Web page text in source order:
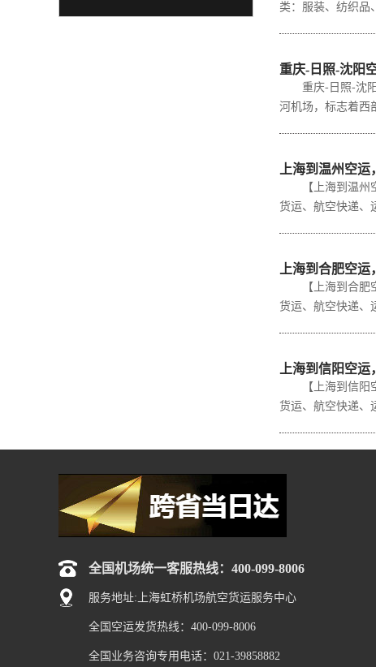
类：服装、纺织品
重庆-日照-沈阳
重庆-日照-沈阳
河机场，标志着西
上海到温州空
【上海到温州空
货运、航空快递、
上海到合肥空
【上海到合肥空
货运、航空快递、
上海到信阳空
【上海到信阳空
货运、航空快递、
全国机场统一客服热线：400-099-8006
服务地址:上海虹桥机场航空货运服务中心
全国空运发货热线：400-099-8006
全国业务咨询专用电话：021-39858882